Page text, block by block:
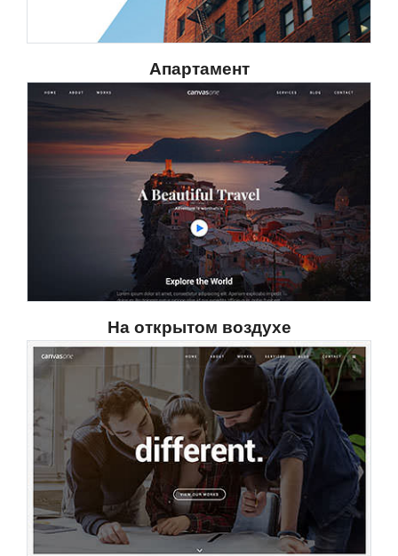
Апартамент
На открытом воздухе